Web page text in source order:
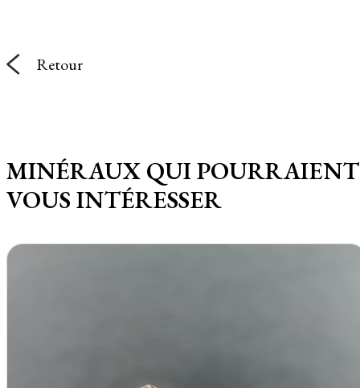
Retour
MINÉRAUX QUI POURRAIENT
VOUS INTÉRESSER